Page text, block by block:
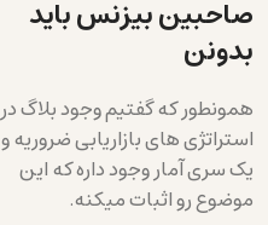
صاحبین بیزنس باید
بدونن
همونطور که گفتیم وجود بلاگ در
استراتژی های بازاریابی ضروریه و
یک سری آمار وجود داره که این
موضوع رو اثبات میکنه.